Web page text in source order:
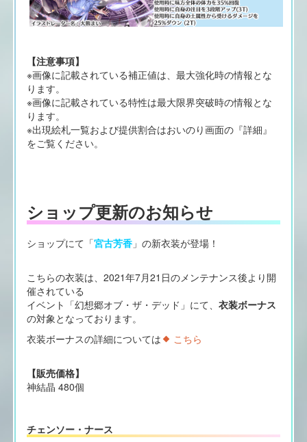
【注意事項】
※画像に記載されている補正値は、最大強化時の情報とな
ります。
※画像に記載されている特性は最大限界突破時の情報とな
ります。
※出現絵札一覧および提供割合はおいのり画面の『詳細』
をご覧ください。
ショップ更新のお知らせ
ショップにて「宮古芳香」の新衣装が登場！
こちらの衣装は、2021年7月21日のメンテナンス後より開
催されている
イベント「幻想郷オブ・ザ・デッド」にて、 衣装ボーナス
の対象となっております。
衣装ボーナスの詳細については
こちら
【販売価格】
神結晶 480個
チェンソー・ナース